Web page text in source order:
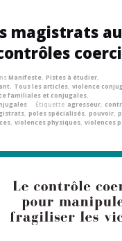
magistrats
Manifeste, Pistes à étudier,
, Tous les articles, violence
familiales et conjugales,
Étiquette agresseur,
, poles spécialisés, pouvoir,
, violences physiques, violences